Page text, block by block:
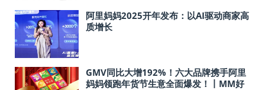
阿里妈妈2025开年发布：以AI驱动商家高
质增长
GMV同比大增192%！六大品牌携手阿里
妈妈领跑年货节生意全面爆发！丨MM好